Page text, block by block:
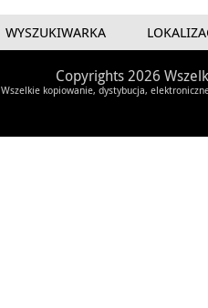
WYSZUKIWARKA
Copyrights 2026
Wszelkie kopiowanie, dystybucja,